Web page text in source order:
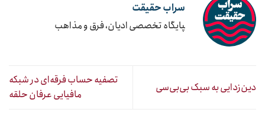
سراب حقیقت
‍پایگاه تخصصی ادیان، فرق و مذاهب
دین‌زدایی به سبک بی‌بی‌سی
تصفیه ‌حساب فرقه‌ای در شبکه
مافیایی عرفان حلقه